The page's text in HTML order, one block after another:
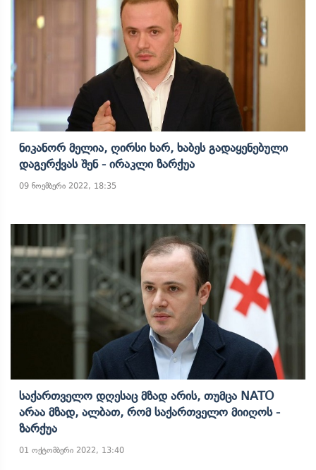
Ნიკანორ Მელია, Ღირსი Ხარ, Ხაბეს Გადაყენებული
Დაგერქვას Შენ - Ირაკლი Ზარქუა
09 ნოემბერი 2022, 18:35
Საქართველო Დღესაც Მზად Არის, Თუმცა NATO
Არაა Მზად, Ალბათ, Რომ Საქართველო Მიიღოს -
Ზარქუა
01 ოქტომბერი 2022, 13:40